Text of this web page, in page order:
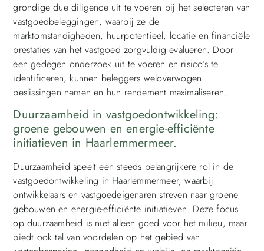
grondige due diligence uit te voeren bij het selecteren van
vastgoedbeleggingen, waarbij ze de
marktomstandigheden, huurpotentieel, locatie en financiële
prestaties van het vastgoed zorgvuldig evalueren. Door
een gedegen onderzoek uit te voeren en risico’s te
identificeren, kunnen beleggers weloverwogen
beslissingen nemen en hun rendement maximaliseren.
Duurzaamheid in vastgoedontwikkeling:
groene gebouwen en energie-efficiënte
initiatieven in Haarlemmermeer.
Duurzaamheid speelt een steeds belangrijkere rol in de
vastgoedontwikkeling in Haarlemmermeer, waarbij
ontwikkelaars en vastgoedeigenaren streven naar groene
gebouwen en energie-efficiënte initiatieven. Deze focus
op duurzaamheid is niet alleen goed voor het milieu, maar
biedt ook tal van voordelen op het gebied van